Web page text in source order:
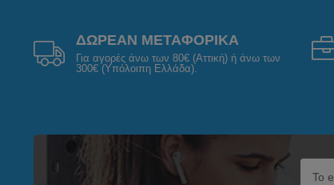
ΔΩΡΕΑΝ ΜΕΤΑΦΟΡΙΚΑ
Για αγορές άνω των 80€ (Αττική) ή άνω των
300€ (Υπόλοιπη Ελλάδα).